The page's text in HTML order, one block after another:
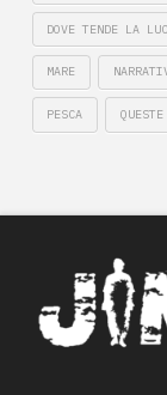
DOVE TENDE LA
MARE
PESCA